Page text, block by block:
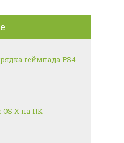
геймпада PS4
OS X на ПК